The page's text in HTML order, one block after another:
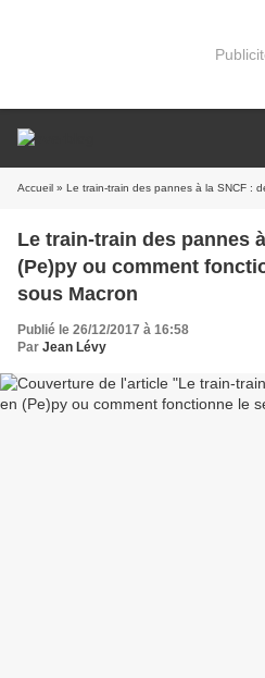
Accueil » Le train-train des pannes à la SNCF : de mal en
Le train-train des pannes
(Pe)py ou comment
sous Macron
Publié le 26/12/2017 à 16:58
Par Jean Lévy